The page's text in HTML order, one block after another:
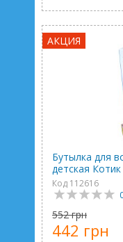
АКЦИЯ
Бутылка для
детская
Код 112616
552 грн
442 грн